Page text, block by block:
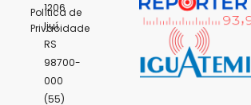
1206
Ijuí,
RS
98700-
000
(55)
Política de
Privacidade